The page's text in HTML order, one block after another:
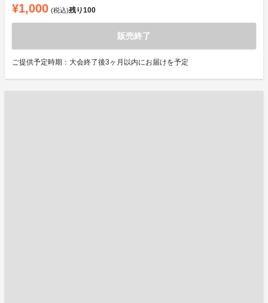
¥1,000 (税込)残り100
販売終了
ご提供予定時期：大会終了後3ヶ月以内にお届けを予定